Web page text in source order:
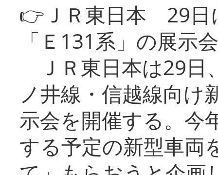
👉ＪＲ東日本 29日
「Ｅ131系」の展示会
ＪＲ東日本は29日
ノ井線・信越線向け
示会を開催する。今
する予定の新型車両